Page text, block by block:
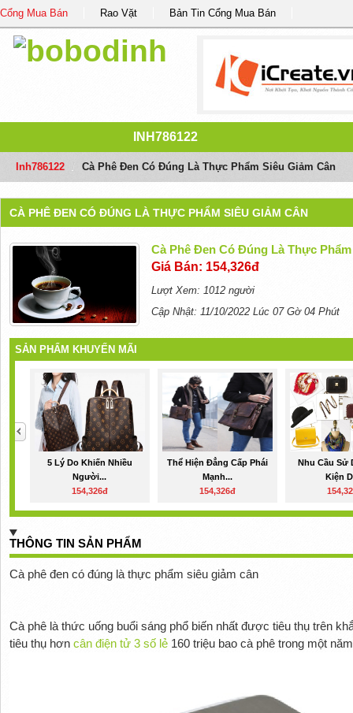
Cổng Mua Bán Rao Vặt Bản Tin Cổng Mua Bán
INH786122
Inh786122 Cà Phê Đen Có Đúng Là Thực Phẩm Siêu Giảm Cân
CÀ PHÊ ĐEN CÓ ĐÚNG LÀ THỰC PHẨM SIÊU GIẢM CÂN
Cà Phê Đen Có Đúng Là Thực
Giá Bán: 154,326đ
Lượt Xem: 1012 người
Cập Nhật: 11/10/2022 Lúc 07 Gờ 04 Phút
SẢN PHẨM KHUYẾN MÃI
5 Lý Do Khiến Nhiều
Người...
154,326đ
Thể Hiện Đẳng Cấp Phái
Mạnh...
154,326đ
Nhu Cầu Sử
Kiện
THÔNG TIN SẢN PHẨM
Cà phê đen có đúng là thực phẩm siêu giảm cân
Cà phê là thức uống buổi sáng phổ biến nhất được tiêu thụ trên
tiêu thụ hơn cân điện tử 3 số lẻ160 triệu bao cà phê trong một